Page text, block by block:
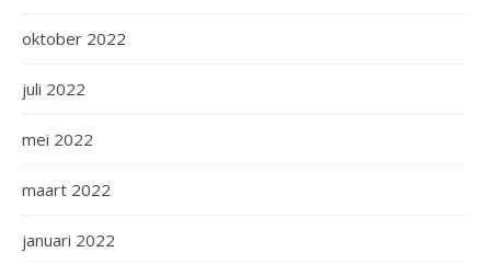
oktober 2022
juli 2022
mei 2022
maart 2022
januari 2022